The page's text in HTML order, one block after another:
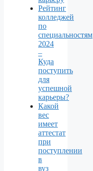
Рейтинг
колледжей
по
специальностям
2024
–
Куда
поступить
для
успешной
карьеры?
Какой
вес
имеет
аттестат
при
поступлении
в
вуз